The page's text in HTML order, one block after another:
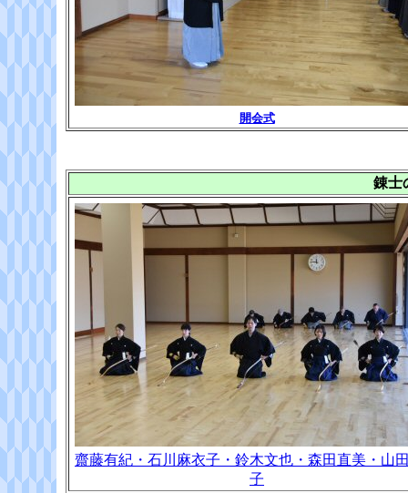
開会式
錬士
齋藤有紀・石川麻衣子・鈴木文也・森田直美・山
子